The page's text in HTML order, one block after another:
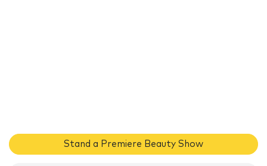
Stand a Premiere Beauty Show